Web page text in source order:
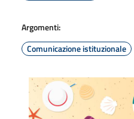
Argomenti:
Comunicazione istituzionale